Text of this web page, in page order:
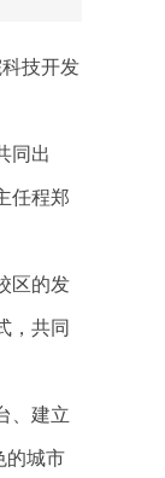
技开发
同出
任程郑
区的发
，共同
、建立
的城市